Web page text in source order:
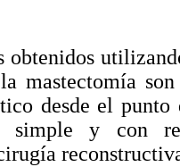
obtenidos
mastectomía
desde el
simple y con